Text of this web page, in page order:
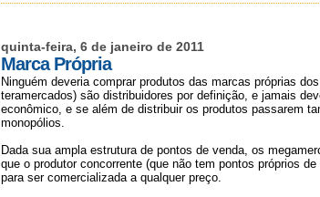
quinta-feira, 6 de janeiro de 2011
Marca Própria
Ninguém deveria comprar produtos das marcas próprias
teramercados) são distribuidores por definição, e jamais
econômico, e se além de distribuir os produtos passarem
monopólios.
Dada sua ampla estrutura de pontos de venda, os
que o produtor concorrente (que não tem pontos próprios
para ser comercializada a qualquer preço.